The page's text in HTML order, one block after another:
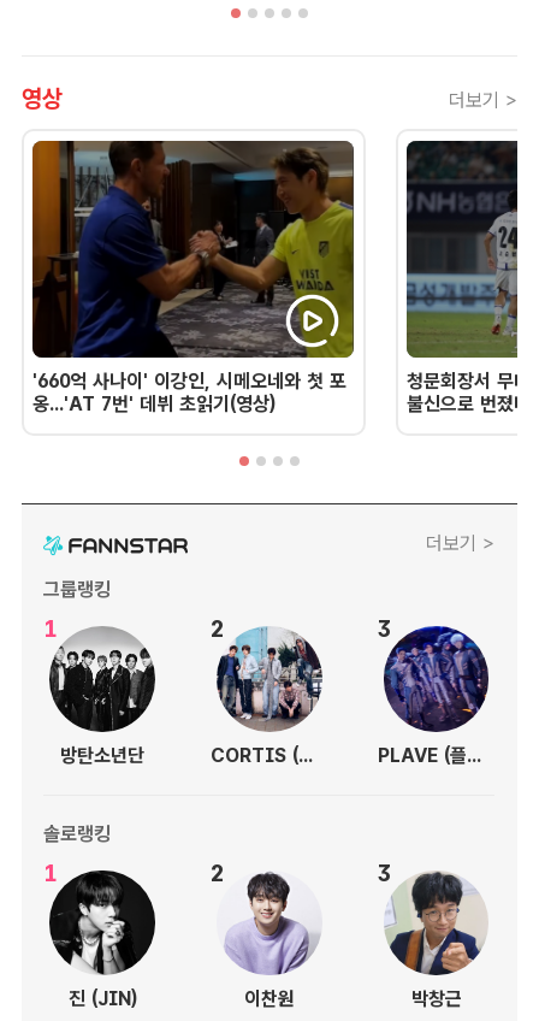
영상 더보기 >
'660억 사나이' 이강인, 시메오네와 첫 포
옹...'AT 7번' 데뷔 초읽기(영상)
청문회장서 무너
불신으로 번졌
더보기 >
그룹랭킹
1
방탄소년단
2
CORTIS (코르티스)
3
PLAVE (플레이브)
솔로랭킹
1
진 (JIN)
2
이찬원
3
박창근